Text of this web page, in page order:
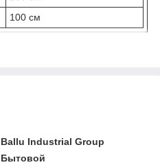
100 см
Ballu Industrial Group
Бытовой